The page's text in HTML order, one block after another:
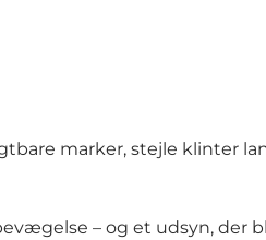
marker, stejle klinter
– og et udsyn, der